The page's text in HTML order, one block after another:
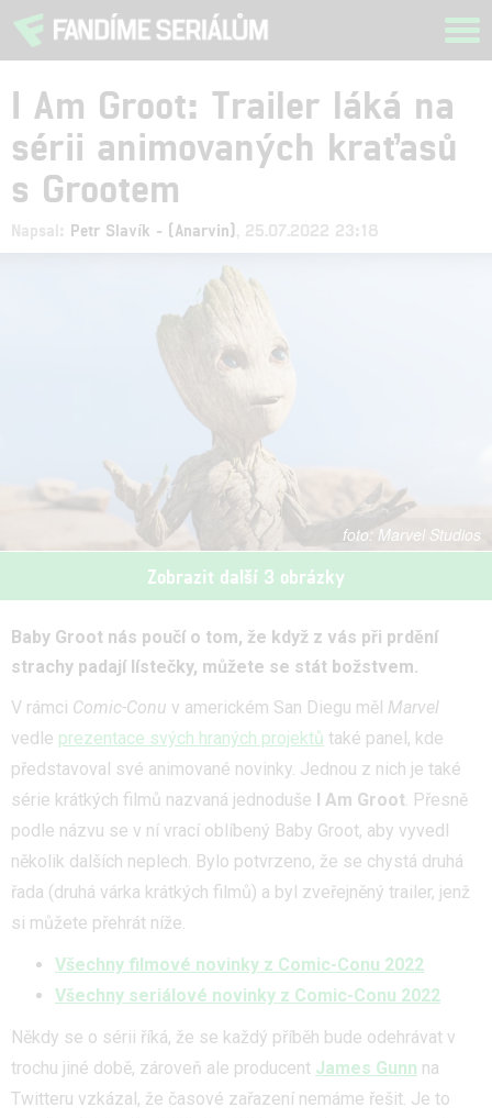
I Am Groot: Trailer láká na
sérii animovaných kraťasů
s Grootem
Napsal: Petr Slavík - (Anarvin) , 25.07.2022 23:18
Marvel Studios
Zobrazit další 3 obrázky
Baby Groot nás poučí o tom, že když z vás při prdění
strachy padají lístečky, můžete se stát božstvem.
V rámci Comic-Conu v americkém San Diegu měl Marvel
vedle prezentace svých hraných projektů také panel, kde
představoval své animované novinky. Jednou z nich je také
série krátkých filmů nazvaná jednoduše
I Am Groot. Přesně
podle názvu se v ní vrací oblíbený Baby Groot, aby vyvedl
několik dalších neplech. Bylo potvrzeno, že se chystá druhá
řada (druhá várka krátkých filmů) a byl zveřejněný trailer, jenž
si můžete přehrát níže.
Všechny filmové novinky z Comic-Conu 2022
Všechny seriálové novinky z Comic-Conu 2022
Někdy se o sérii říká, že se každý příběh bude odehrávat v
trochu jiné době, zároveň ale producent James Gunn na
Twitteru vzkázal, že časové zařazení nemáme řešit. Je to